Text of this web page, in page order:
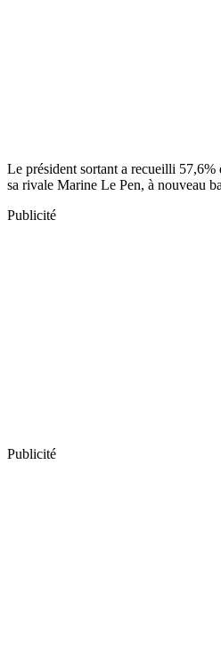
Le président sortant a recueilli
sa rivale Marine Le Pen, à nouveau
Publicité
Publicité